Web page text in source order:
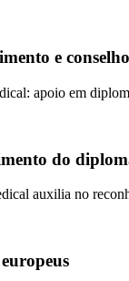
e
apoio em
do
auxilia no